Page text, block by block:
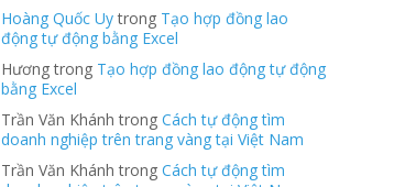
Hoàng Quốc Uytrong Tạo hợp đồng lao
động tự động bằng Excel
Hương trong Tạo hợp đồng lao động tự động
bằng Excel
Trần Văn Khánh trong Cách tự động tìm
doanh nghiệp trên trang vàng tại Việt Nam
Trần Văn Khánh trong Cách tự động tìm